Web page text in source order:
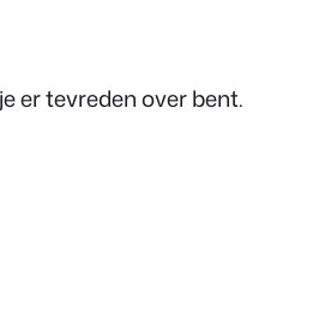
er tevreden over bent.